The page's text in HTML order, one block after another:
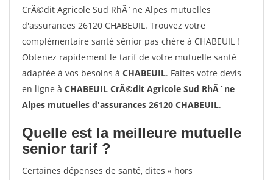
CrÃ©dit Agricole Sud RhÃ´ne Alpes mutuelles
d'assurances 26120 CHABEUIL. Trouvez votre
complémentaire santé sénior pas chère à CHABEUIL !
Obtenez rapidement le tarif de votre mutuelle santé
adaptée à vos besoins à CHABEUIL. Faites votre devis
en ligne à CHABEUIL CrÃ©dit Agricole Sud RhÃ´ne
Alpes mutuelles d'assurances 26120 CHABEUIL.
Quelle est la meilleure mutuelle
senior tarif ?
Certaines dépenses de santé, dites « hors